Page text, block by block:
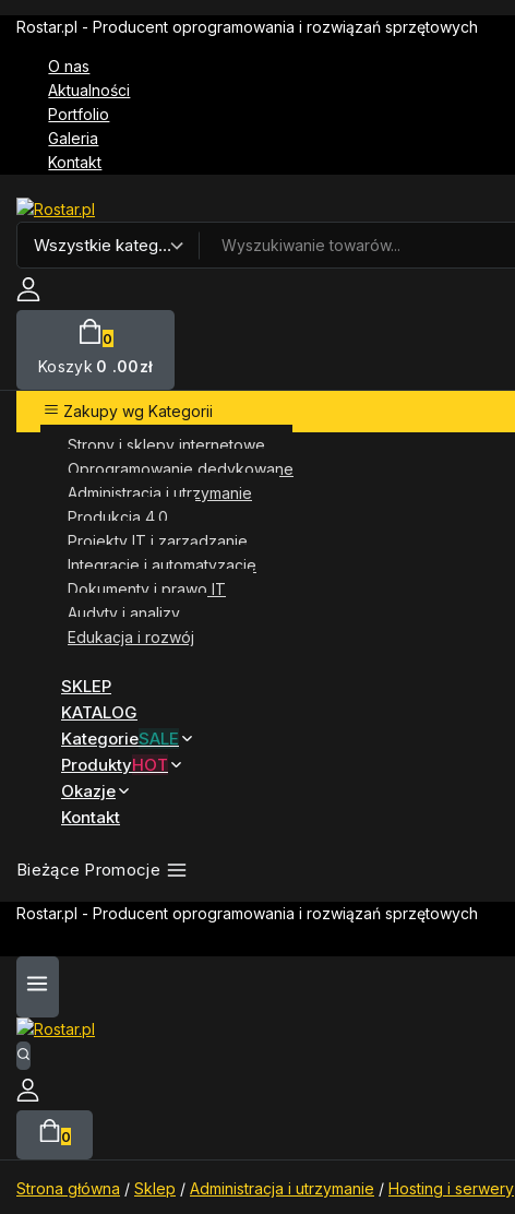
Skip
content
Rostar.pl - Producent oprogramowania i rozwiązań sprzętowych
O nas
Aktualności
Portfolio
Galeria
Kontakt
0
Koszyk 0 .00zł
Zakupy wg Kategorii
Strony i sklepy internetowe
Oprogramowanie dedykowane
Administracja i utrzymanie
Produkcja 4.0
Projekty IT i zarządzanie
Integracje i automatyzacje
Dokumenty i prawo IT
Audyty i analizy
Edukacja i rozwój
SKLEP
KATALOG
KategorieSALE
ProduktyHOT
Okazje
Kontakt
Bieżące Promocje
Rostar.pl - Producent oprogramowania i rozwiązań sprzętowych
0
Strona główna / Sklep / Administracja i utrzymanie / Hosting i serwery